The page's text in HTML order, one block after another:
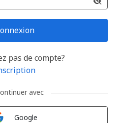
pas de compte?
avec
Google